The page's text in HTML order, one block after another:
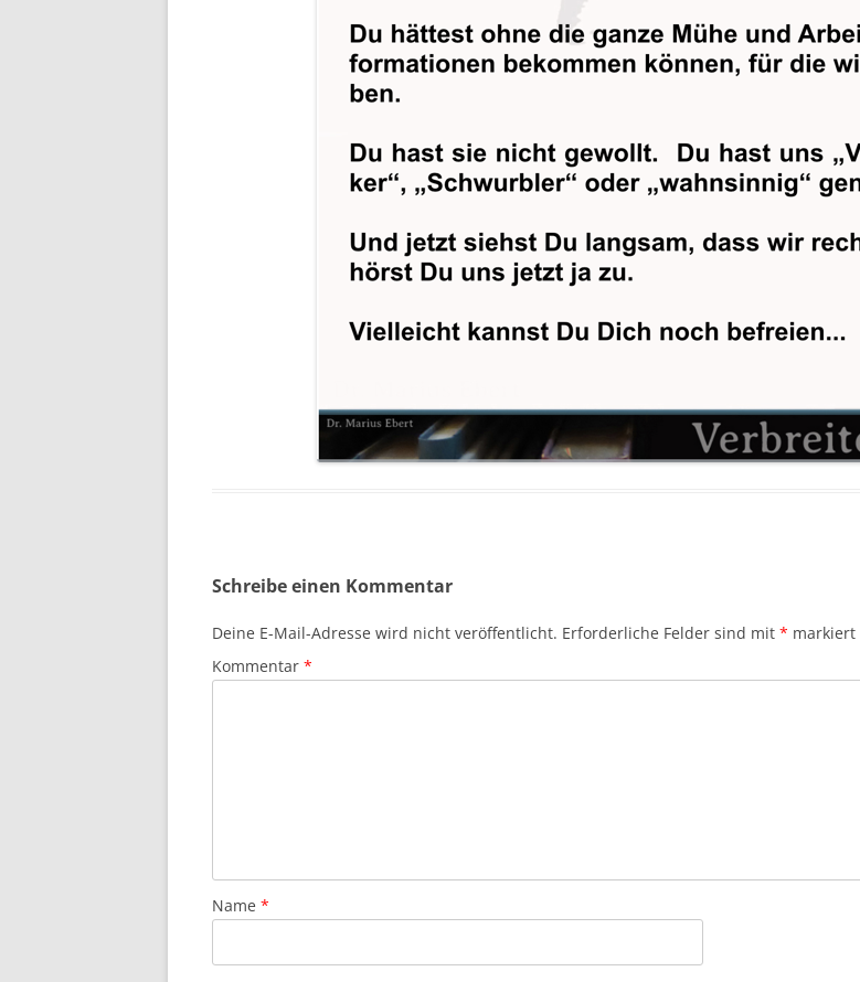
Schreibe einen Kommentar
Deine E-Mail-Adresse wird nicht veröffentlicht. Erforderliche Felder sind mit * markiert
Kommentar *
Name *